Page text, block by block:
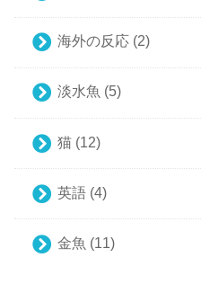
海外の反応 (2)
淡水魚 (5)
猫 (12)
英語 (4)
金魚 (11)